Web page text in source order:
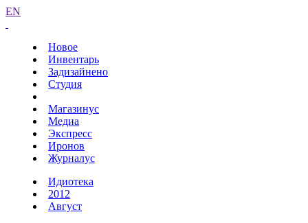
EN
Новое
Инвентарь
Задизайнено
Студия
Магазинус
Медиа
Экспресс
Иронов
Журналус
Идиотека
2012
Август